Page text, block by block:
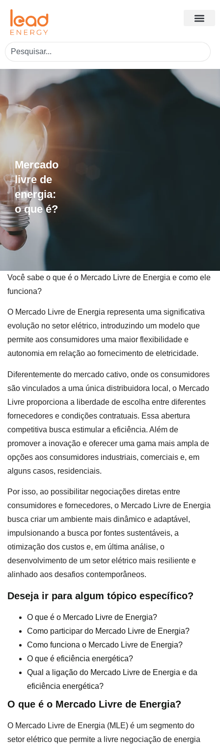
Mercado
livre de
energia:
o que é?
Você sabe o que é o Mercado Livre de Energia e como ele
funciona?
O Mercado Livre de Energia representa uma significativa
evolução no setor elétrico, introduzindo um modelo que
permite aos consumidores uma maior flexibilidade e
autonomia em relação ao fornecimento de eletricidade.
Diferentemente do mercado cativo, onde os consumidores
são vinculados a uma única distribuidora local, o Mercado
Livre proporciona a liberdade de escolha entre diferentes
fornecedores e condições contratuais. Essa abertura
competitiva busca estimular a eficiência. Além de
promover a inovação e oferecer uma gama mais ampla de
opções aos consumidores industriais, comerciais e, em
alguns casos, residenciais.
Por isso, ao possibilitar negociações diretas entre
consumidores e fornecedores, o Mercado Livre de Energia
busca criar um ambiente mais dinâmico e adaptável,
impulsionando a busca por fontes sustentáveis, a
otimização dos custos e, em última análise, o
desenvolvimento de um setor elétrico mais resiliente e
alinhado aos desafios contemporâneos.
Deseja ir para algum tópico específico?
O que é o Mercado Livre de Energia?
Como participar do Mercado Livre de Energia?
Como funciona o Mercado Livre de Energia?
O que é eficiência energética?
Qual a ligação do Mercado Livre de Energia e da
eficiência energética?
O que é o Mercado Livre de Energia?
O Mercado Livre de Energia (MLE) é um segmento do
setor elétrico que permite a livre negociação de energia